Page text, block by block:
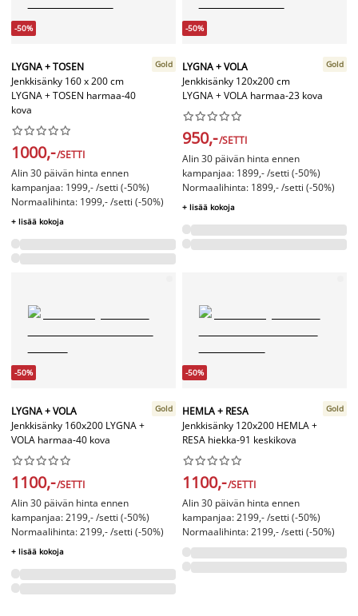
-50%
LYGNA + TOSEN
Jenkkisänky 160 x 200 cm
LYGNA + TOSEN harmaa-40
kova
Gold






1000,-/SETTI
Alin 30 päivän hinta ennen
kampanjaa: 1999,- /setti (-50%)
Normaalihinta: 1999,- /setti (-50%)
+ lisää kokoja
-50%
LYGNA + VOLA
Jenkkisänky 120x200 cm
LYGNA + VOLA harmaa-23 kova
Gold






950,-/SETTI
Alin 30 päivän hinta ennen
kampanjaa: 1899,- /setti (-50%)
Normaalihinta: 1899,- /setti (-50%)
+ lisää kokoja
-50%
LYGNA + VOLA
Jenkkisänky 160x200 LYGNA +
VOLA harmaa-40 kova
Gold






1100,-/SETTI
Alin 30 päivän hinta ennen
kampanjaa: 2199,- /setti (-50%)
Normaalihinta: 2199,- /setti (-50%)
+ lisää kokoja
-50%
HEMLA + RESA
Jenkkisänky 120x200 HEMLA +
RESA hiekka-91 keskikova
Gold






1100,-/SETTI
Alin 30 päivän hinta ennen
kampanjaa: 2199,- /setti (-50%)
Normaalihinta: 2199,- /setti (-50%)